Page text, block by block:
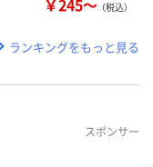
（税込）
ランキングをもっと見る
スポンサー